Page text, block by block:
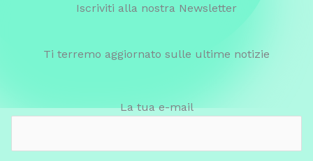
Iscriviti alla nostra Newsletter
Ti terremo aggiornato sulle ultime notizie
La tua e-mail